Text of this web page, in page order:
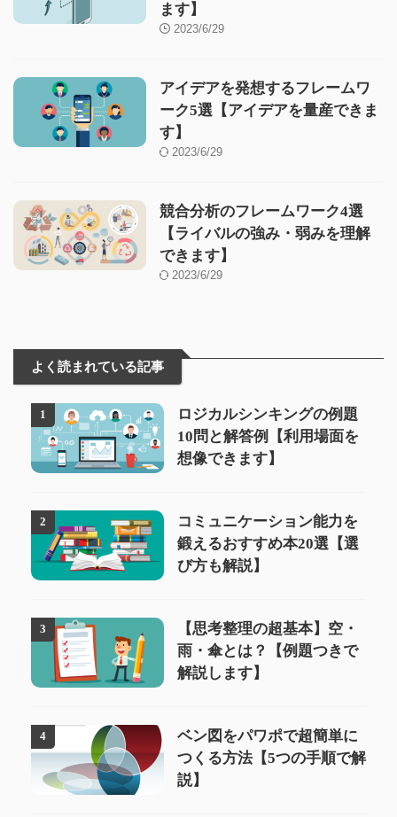
ます】
2023/6/29
アイデアを発想するフレームワ
ーク5選【アイデアを量産できま
す】
2023/6/29
競合分析のフレームワーク4選
【ライバルの強み・弱みを理解
できます】
2023/6/29
よく読まれている記事
1
ロジカルシンキングの例題
10問と解答例【利用場面を
想像できます】
2
コミュニケーション能力を
鍛えるおすすめ本20選【選
び方も解説】
3
【思考整理の超基本】空・
雨・傘とは？【例題つきで
解説します】
4
ベン図をパワポで超簡単に
つくる方法【5つの手順で解
説】